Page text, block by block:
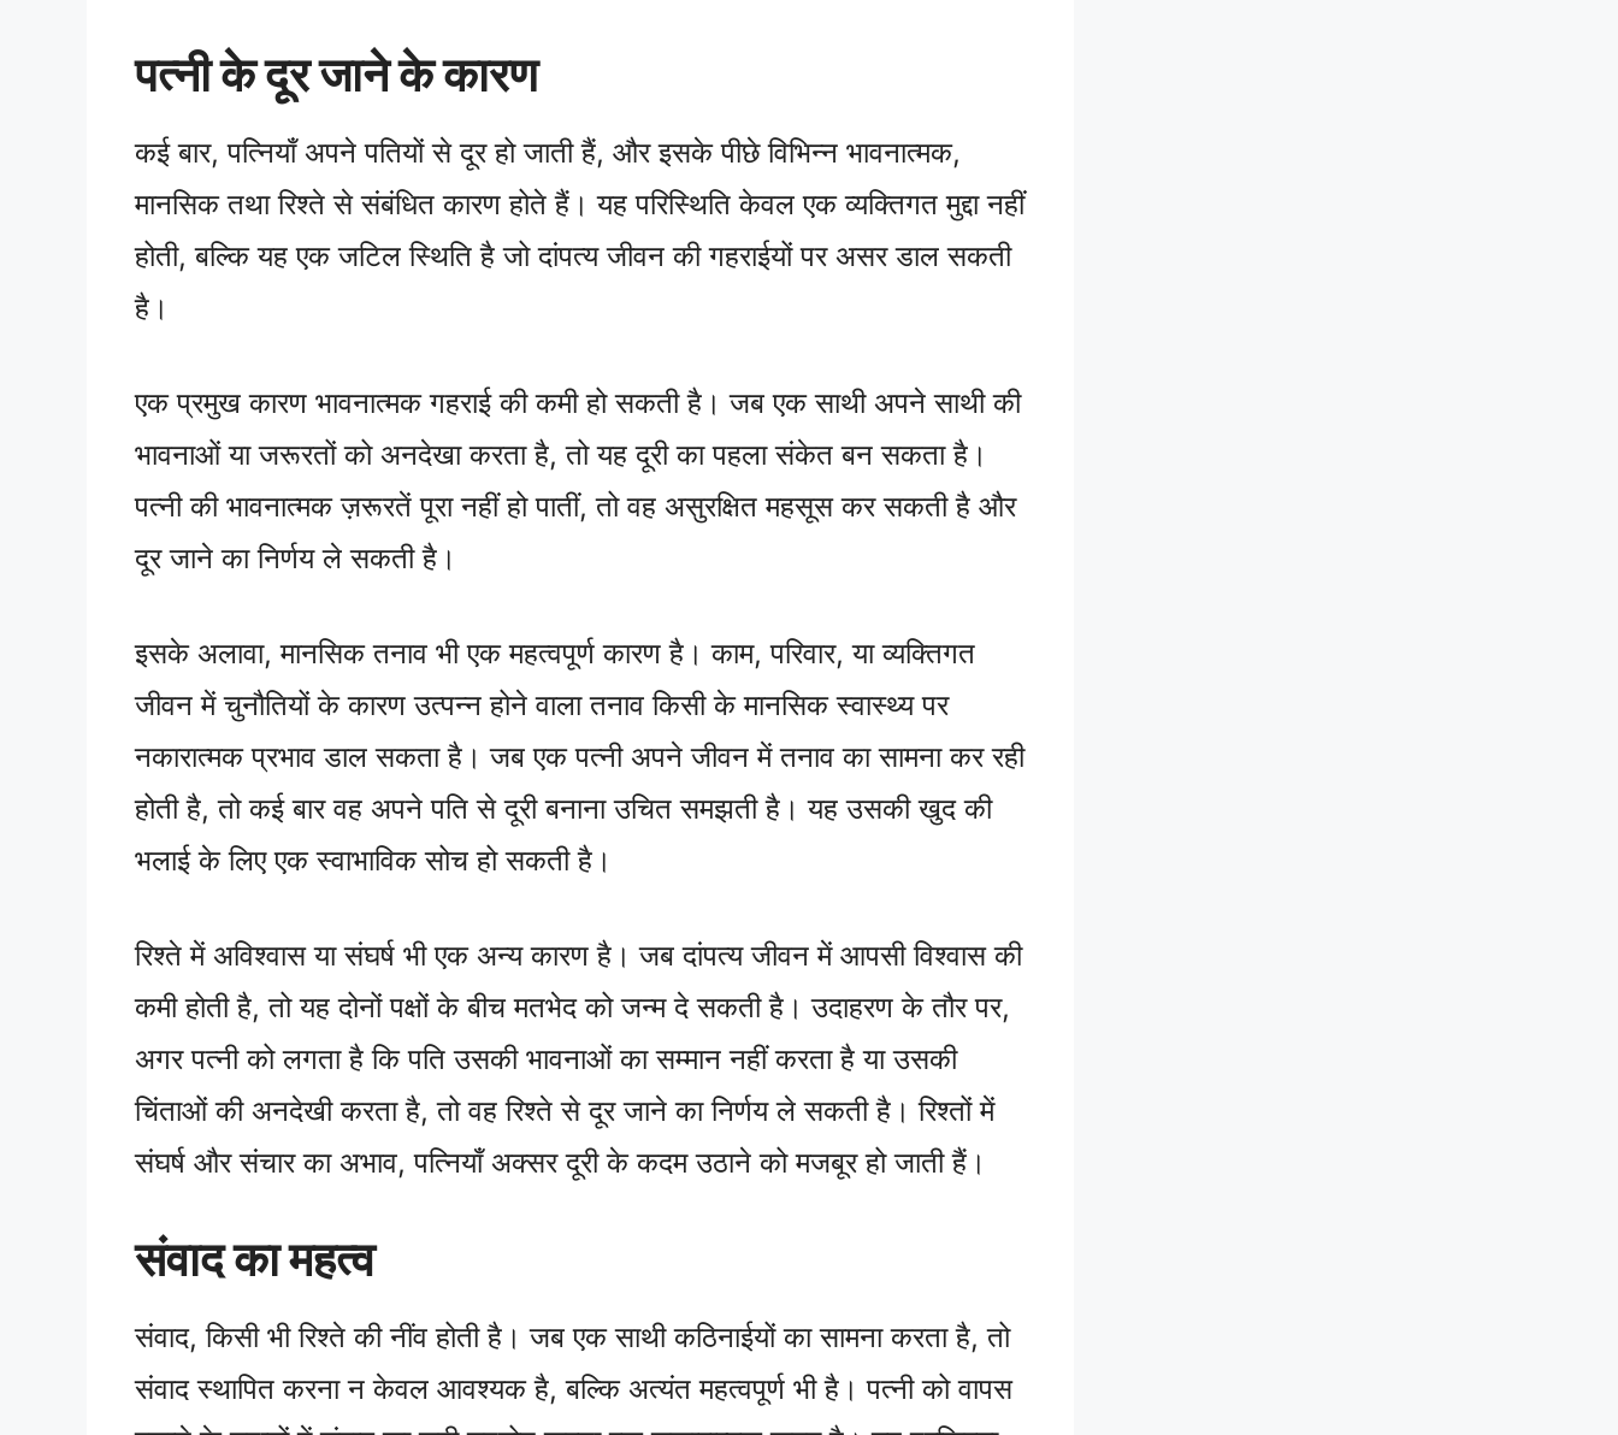
पत्नी के दूर जाने के कारण
कई बार, पत्नियाँ अपने पतियों से दूर हो जाती हैं, और इसके पीछे विभिन्न भावनात्मक,
मानसिक तथा रिश्ते से संबंधित कारण होते हैं। यह परिस्थिति केवल एक व्यक्तिगत मुद्दा नहीं
होती, बल्कि यह एक जटिल स्थिति है जो दांपत्य जीवन की गहराईयों पर असर डाल सकती
है।
एक प्रमुख कारण भावनात्मक गहराई की कमी हो सकती है। जब एक साथी अपने साथी की
भावनाओं या जरूरतों को अनदेखा करता है, तो यह दूरी का पहला संकेत बन सकता है।
पत्नी की भावनात्मक ज़रूरतें पूरा नहीं हो पातीं, तो वह असुरक्षित महसूस कर सकती है और
दूर जाने का निर्णय ले सकती है।
इसके अलावा, मानसिक तनाव भी एक महत्वपूर्ण कारण है। काम, परिवार, या व्यक्तिगत
जीवन में चुनौतियों के कारण उत्पन्न होने वाला तनाव किसी के मानसिक स्वास्थ्य पर
नकारात्मक प्रभाव डाल सकता है। जब एक पत्नी अपने जीवन में तनाव का सामना कर रही
होती है, तो कई बार वह अपने पति से दूरी बनाना उचित समझती है। यह उसकी खुद की
भलाई के लिए एक स्वाभाविक सोच हो सकती है।
रिश्ते में अविश्वास या संघर्ष भी एक अन्य कारण है। जब दांपत्य जीवन में आपसी विश्वास की
कमी होती है, तो यह दोनों पक्षों के बीच मतभेद को जन्म दे सकती है। उदाहरण के तौर पर,
अगर पत्नी को लगता है कि पति उसकी भावनाओं का सम्मान नहीं करता है या उसकी
चिंताओं की अनदेखी करता है, तो वह रिश्ते से दूर जाने का निर्णय ले सकती है। रिश्तों में
संघर्ष और संचार का अभाव, पत्नियाँ अक्सर दूरी के कदम उठाने को मजबूर हो जाती हैं।
संवाद का महत्व
संवाद, किसी भी रिश्ते की नींव होती है। जब एक साथी कठिनाईयों का सामना करता है, तो
संवाद स्थापित करना न केवल आवश्यक है, बल्कि अत्यंत महत्वपूर्ण भी है। पत्नी को वापस